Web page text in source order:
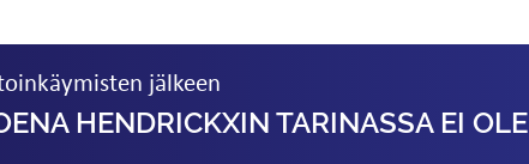
jälkeen
HENDRICKXIN TARINASSA EI OLE